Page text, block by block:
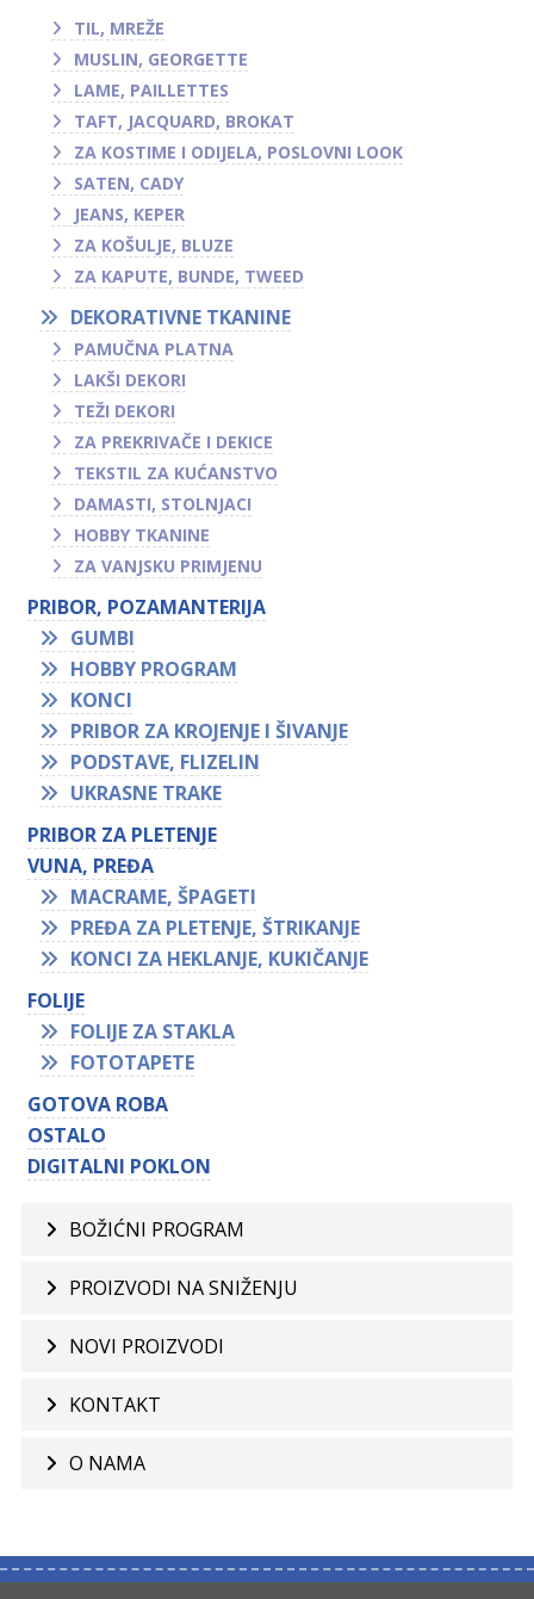
TIL, MREŽE
MUSLIN, GEORGETTE
LAME, PAILLETTES
TAFT, JACQUARD, BROKAT
ZA KOSTIME I ODIJELA, POSLOVNI LOOK
SATEN, CADY
JEANS, KEPER
ZA KOŠULJE, BLUZE
ZA KAPUTE, BUNDE, TWEED
DEKORATIVNE TKANINE
PAMUČNA PLATNA
LAKŠI DEKORI
TEŽI DEKORI
ZA PREKRIVAČE I DEKICE
TEKSTIL ZA KUĆANSTVO
DAMASTI, STOLNJACI
HOBBY TKANINE
ZA VANJSKU PRIMJENU
PRIBOR, POZAMANTERIJA
GUMBI
HOBBY PROGRAM
KONCI
PRIBOR ZA KROJENJE I ŠIVANJE
PODSTAVE, FLIZELIN
UKRASNE TRAKE
PRIBOR ZA PLETENJE
VUNA, PREĐA
MACRAME, ŠPAGETI
PREĐA ZA PLETENJE, ŠTRIKANJE
KONCI ZA HEKLANJE, KUKIČANJE
FOLIJE
FOLIJE ZA STAKLA
FOTOTAPETE
GOTOVA ROBA
OSTALO
DIGITALNI POKLON
BOŽIĆNI PROGRAM
PROIZVODI NA SNIŽENJU
NOVI PROIZVODI
KONTAKT
O NAMA